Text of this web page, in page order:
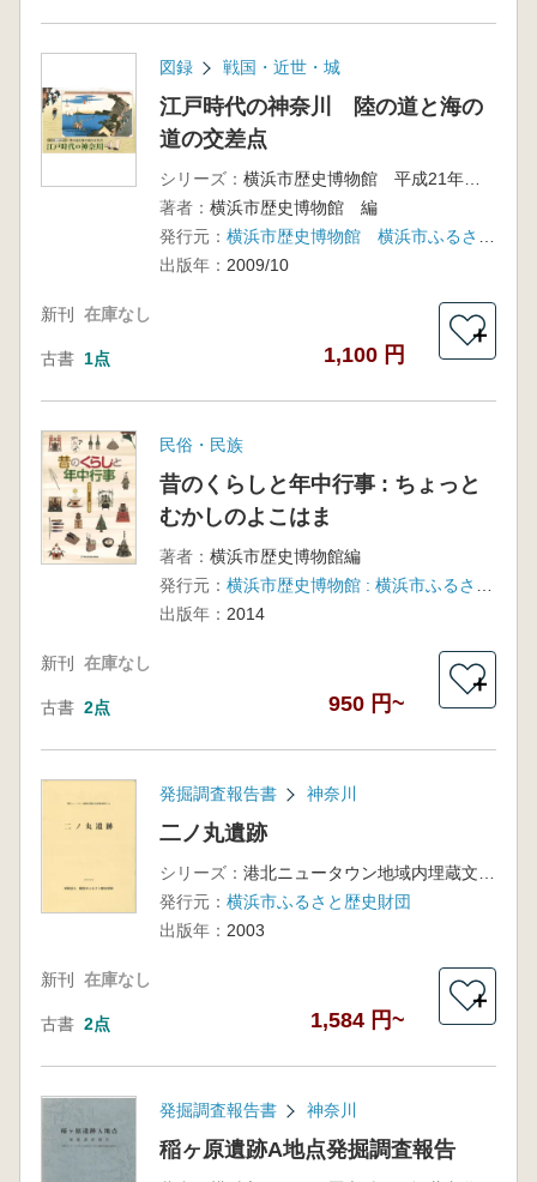
図録 戦国・近世・城
江戸時代の神奈川 陸の道と海の
道の交差点
シリーズ：
横浜市歴史博物館 平成21年度特別展
著者： 横浜市歴史博物館 編
発行元：
出版年： 2009/10
新刊 在庫なし
古書 1点 1,100 円
＋
民俗・民族
昔のくらしと年中行事 : ちょっと
むかしのよこはま
著者： 横浜市歴史博物館編
発行元：
出版年： 2014
新刊 在庫なし
古書 2点 950 円~
＋
発掘調査報告書 神奈川
二ノ丸遺跡
シリーズ：
発行元： 横浜市ふるさと歴史財団
出版年： 2003
新刊 在庫なし
古書 2点 1,584 円~
＋
発掘調査報告書 神奈川
稲ヶ原遺跡A地点発掘調査報告